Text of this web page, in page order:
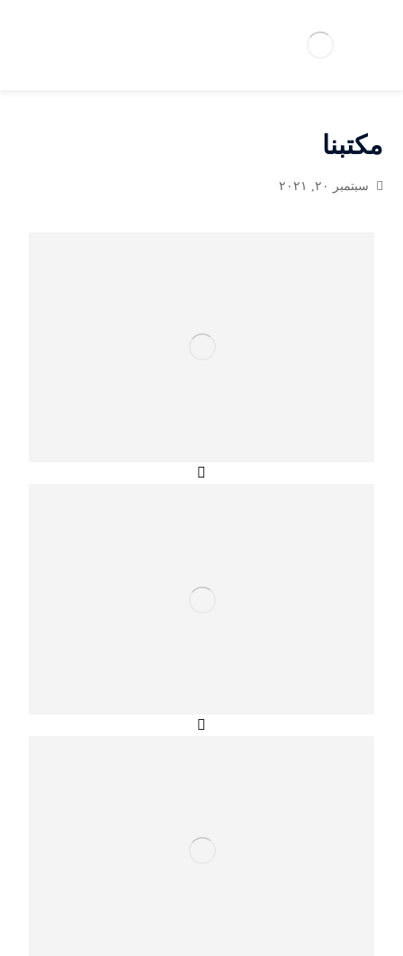
مكتبنا
سبتمبر ٢٠, ٢٠٢١